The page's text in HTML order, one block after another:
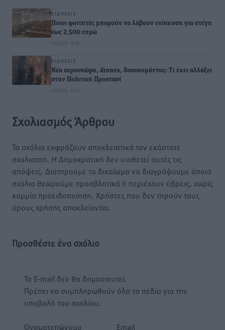
ΕΙΔΉΣΕΙΣ
Ποιοι φοιτητές μπορούν να λάβουν ενίσχυση για στέγη
έως 2.500 ευρώ
07.08.26 · 18:10
ΕΙΔΉΣΕΙΣ
Νέα αεροσκάφη, drones, δασοκομάντος: Τι έχει αλλάξει
στην Πολιτική Προστασί
07.08.26 · 12:47
Σχολιασμός Άρθρου
Τα σχόλια εκφράζουν αποκλειστικά τον εκάστοτε
σχολιαστή. Η Δημοκρατική δεν υιοθετεί αυτές τις
απόψεις. Διατηρούμε το δικαίωμα να διαγράψουμε όποια
σχόλια θεωρούμε προσβλητικά ή περιέχουν ύβρεις, χωρίς
καμμία προειδοποίηση. Χρήστες που δεν τηρούν τους
όρους χρήσης αποκλείονται.
Προσθέστε ένα σχόλιο
Το E-mail δεν θα δημοσιευτεί.
Πρέπει να συμπληρωθούν όλα τα πεδία για την
υποβολή του σχολίου.
Όνοματεπώνυμο Email